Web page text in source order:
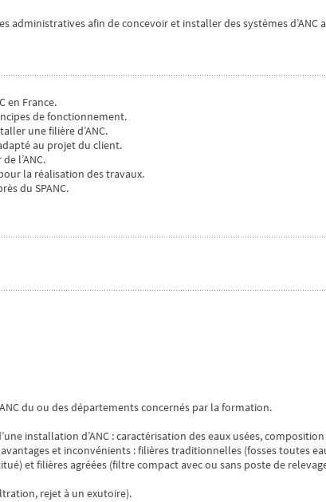
administratives afin de concevoir et installer des systèmes
en France.
de fonctionnement.
une filière d’ANC.
au projet du client.
l’ANC.
la réalisation des travaux.
du SPANC.
du ou des départements concernés par la formation.
installation d’ANC : caractérisation des eaux usées,
et inconvénients : filières traditionnelles (fosses toutes
et filières agréées (filtre compact avec ou sans poste de
rejet à un exutoire).